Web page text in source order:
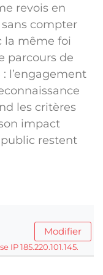
revois en
sans compter
la même foi
parcours de
l’engagement
les critères
impact
restent
Modifier
185.220.101.145.